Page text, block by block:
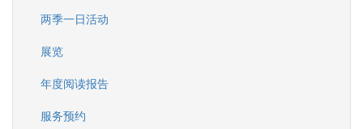
两季一日活动
展览
年度阅读报告
服务预约